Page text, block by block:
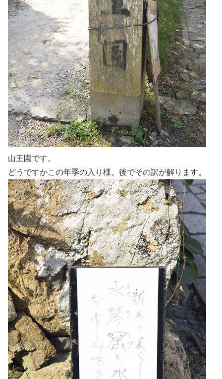
山王園です。
どうですかこの年季の入り様。後でその訳が解ります。